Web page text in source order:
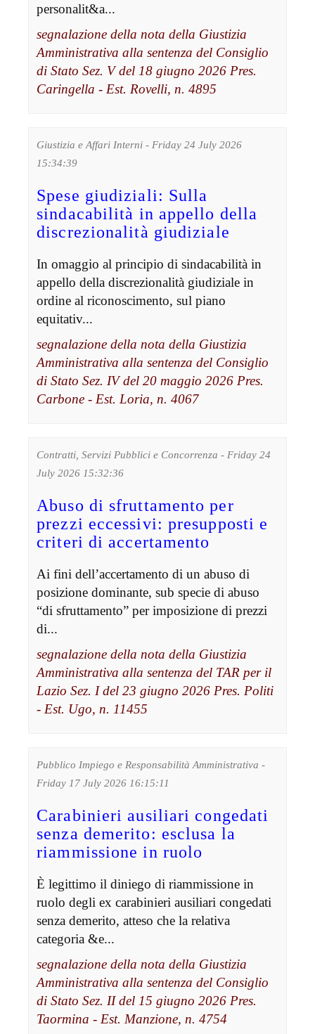
personalit&a...
segnalazione della nota della Giustizia
Amministrativa alla sentenza del Consiglio
di Stato Sez. V del 18 giugno 2026 Pres.
Caringella - Est. Rovelli, n. 4895
Giustizia e Affari Interni - Friday 24 July 2026
15:34:39
Spese giudiziali: Sulla
sindacabilità in appello della
discrezionalità giudiziale
In omaggio al principio di sindacabilità in
appello della discrezionalità giudiziale in
ordine al riconoscimento, sul piano
equitativ...
segnalazione della nota della Giustizia
Amministrativa alla sentenza del Consiglio
di Stato Sez. IV del 20 maggio 2026 Pres.
Carbone - Est. Loria, n. 4067
Contratti, Servizi Pubblici e Concorrenza - Friday 24
July 2026 15:32:36
Abuso di sfruttamento per
prezzi eccessivi: presupposti e
criteri di accertamento
Ai fini dell’accertamento di un abuso di
posizione dominante, sub specie di abuso
“di sfruttamento” per imposizione di prezzi
di...
segnalazione della nota della Giustizia
Amministrativa alla sentenza del TAR per il
Lazio Sez. I del 23 giugno 2026 Pres. Politi
- Est. Ugo, n. 11455
Pubblico Impiego e Responsabilità Amministrativa -
Friday 17 July 2026 16:15:11
Carabinieri ausiliari congedati
senza demerito: esclusa la
riammissione in ruolo
È legittimo il diniego di riammissione in
ruolo degli ex carabinieri ausiliari congedati
senza demerito, atteso che la relativa
categoria &e...
segnalazione della nota della Giustizia
Amministrativa alla sentenza del Consiglio
di Stato Sez. II del 15 giugno 2026 Pres.
Taormina - Est. Manzione, n. 4754